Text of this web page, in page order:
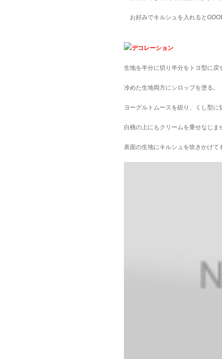
お好みでキルシュを入れると
デコレーション
生地を半分に切り半分をトヨ型に戻
冷めた生地両方にシロップを塗る。
ヨーグルトムースを絞り、くし型に
白桃の上にもクリームを乗せなじま
表面の生地にキルシュを吹きかけ